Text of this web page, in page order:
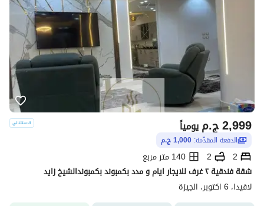
ج.م2,999 يومياً
الدفعة المقدّمة: 1,000 ج.م
2
2
140 متر مربع
شقة فندقية ٢ غرف للايجار ايام و مدد بكمبوند بكمبوندالشيخ زايد
لافيدا، 6 اكتوبر، الجيزة